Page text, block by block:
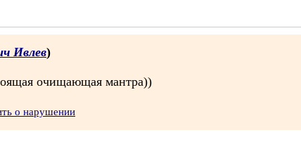
Ивлев)
очищающая мантра))
о нарушении